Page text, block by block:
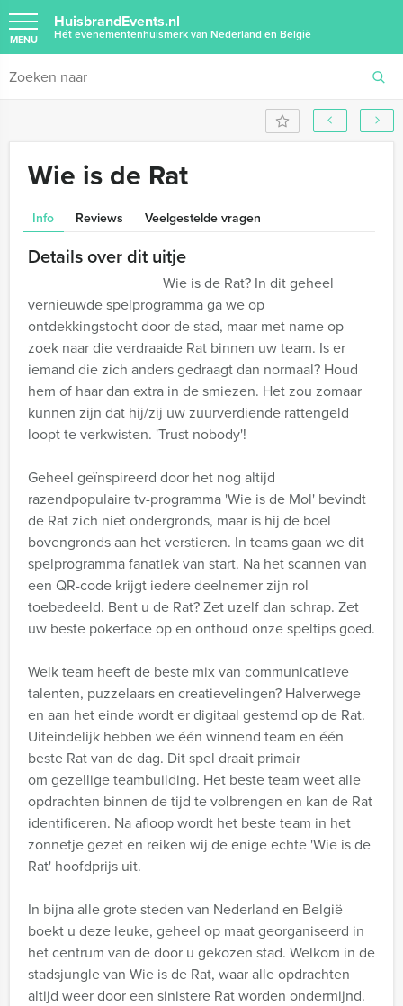
HuisbrandEvents.nl
Hét evenementenhuismerk van Nederland en België
MENU
Wie is de Rat
Info Reviews Veelgestelde vragen
Details over dit uitje
Wie is de Rat? In dit geheel
vernieuwde spelprogramma ga we op
ontdekkingstocht door de stad, maar met name op
zoek naar die verdraaide Rat binnen uw team. Is er
iemand die zich anders gedraagt dan normaal? Houd
hem of haar dan extra in de smiezen. Het zou zomaar
kunnen zijn dat hij/zij uw zuurverdiende rattengeld
loopt te verkwisten. 'Trust nobody'!
Geheel geïnspireerd door het nog altijd
razendpopulaire tv-programma 'Wie is de Mol' bevindt
de Rat zich niet ondergronds, maar is hij de boel
bovengronds aan het verstieren. In teams gaan we dit
spelprogramma fanatiek van start. Na het scannen van
een QR-code krijgt iedere deelnemer zijn rol
toebedeeld. Bent u de Rat? Zet uzelf dan schrap. Zet
uw beste pokerface op en onthoud onze speltips goed.
Welk team heeft de beste mix van communicatieve
talenten, puzzelaars en creatievelingen? Halverwege
en aan het einde wordt er digitaal gestemd op de Rat.
Uiteindelijk hebben we één winnend team en één
beste Rat van de dag. Dit spel draait primair
om gezellige teambuilding. Het beste team weet alle
opdrachten binnen de tijd te volbrengen en kan de Rat
identificeren. Na afloop wordt het beste team in het
zonnetje gezet en reiken wij de enige echte 'Wie is de
Rat' hoofdprijs uit.
In bijna alle grote steden van Nederland en België
boekt u deze leuke, geheel op maat georganiseerd in
het centrum van de door u gekozen stad. Welkom in de
stadsjungle van Wie is de Rat, waar alle opdrachten
altijd weer door een sinistere Rat worden ondermijnd.